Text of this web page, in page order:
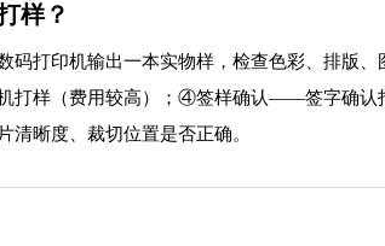
样？
打印机输出一本实物样，检查色彩、排版
样（费用较高）；④签样确认——签字确认
清晰度、裁切位置是否正确。